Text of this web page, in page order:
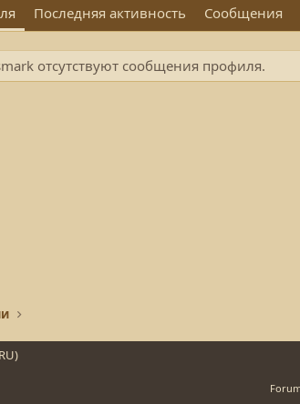
Последняя активность Сообщения
отсутствуют сообщения профиля.